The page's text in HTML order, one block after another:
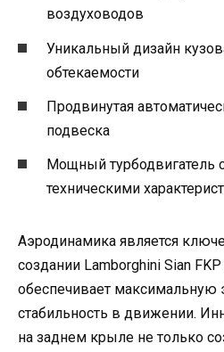
воздуховодов
Уникальный дизайн
обтекаемости
Продвинутая
подвеска
Мощный турбодвигатель
техническими
Аэродинамика является
создании Lamborghini Sian
обеспечивает максимальную
стабильность в движении.
на заднем крыле не только